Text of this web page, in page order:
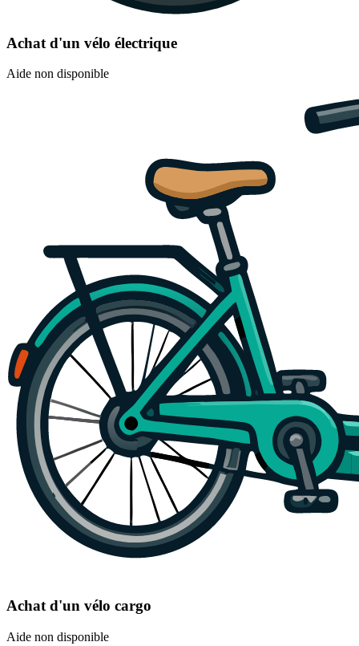
Achat d'un vélo électrique
Aide non disponible
Achat d'un vélo cargo
Aide non disponible